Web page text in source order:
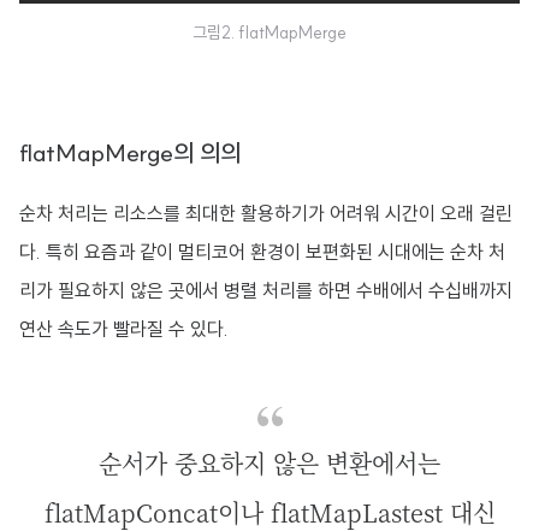
그림2. flatMapMerge
flatMapMerge의 의의
순차 처리는 리소스를 최대한 활용하기가 어려워 시간이 오래 걸린
다. 특히 요즘과 같이 멀티코어 환경이 보편화된 시대에는 순차 처
리가 필요하지 않은 곳에서 병렬 처리를 하면 수배에서 수십배까지
연산 속도가 빨라질 수 있다.
순서가 중요하지 않은 변환에서는
flatMapConcat이나 flatMapLastest 대신